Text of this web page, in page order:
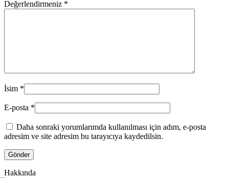
Değerlendirmeniz *
İsim *
E-posta *
Daha sonraki yorumlarımda kullanılması için adım, e-posta
adresim ve site adresim bu tarayıcıya kaydedilsin.
Hakkında